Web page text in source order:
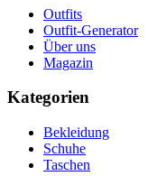
Outfits
Outfit-Generator
Über uns
Magazin
Kategorien
Bekleidung
Schuhe
Taschen